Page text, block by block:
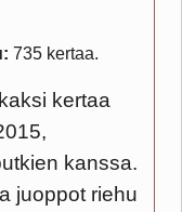
735 kertaa
kertaa
kanssa.
juoppot riehu